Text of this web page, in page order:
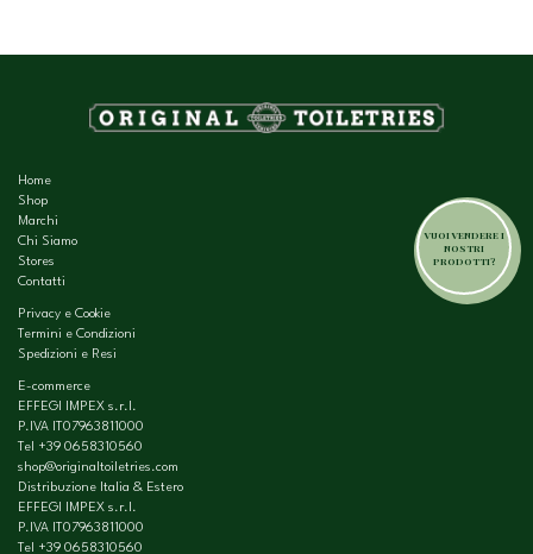
VUOI VENDERE I
NOSTRI
PRODOTTI?
Home
Shop
Marchi
Chi Siamo
Stores
Contatti
Privacy e Cookie
Termini e Condizioni
Spedizioni e Resi
E-commerce
EFFEGI IMPEX s.r.l.
P.IVA IT07963811000
Tel +39 0658310560
shop@originaltoiletries.com
Distribuzione Italia & Estero
EFFEGI IMPEX s.r.l.
P.IVA IT07963811000
Tel +39 0658310560